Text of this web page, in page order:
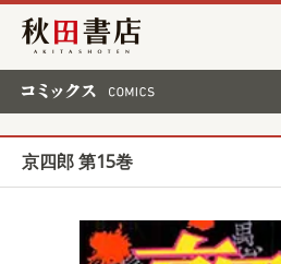
秋田書店
京四郎 第15巻